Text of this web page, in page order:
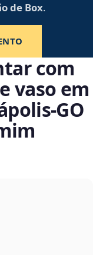
de Box.
com
vaso em